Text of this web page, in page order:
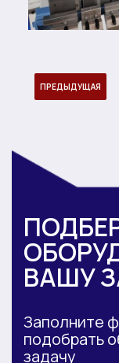
ПРЕДЫДУЩАЯ
ВАШУ
Заполните
подобрать
задачу